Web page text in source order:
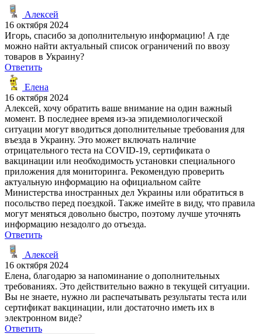
Алексей
16 октября 2024
Игорь, спасибо за дополнительную информацию! А где
можно найти актуальный список ограничений по ввозу
товаров в Украину?
Ответить
Елена
16 октября 2024
Алексей, хочу обратить ваше внимание на один важный
момент. В последнее время из-за эпидемиологической
ситуации могут вводиться дополнительные требования для
въезда в Украину. Это может включать наличие
отрицательного теста на COVID-19, сертификата о
вакцинации или необходимость установки специального
приложения для мониторинга. Рекомендую проверить
актуальную информацию на официальном сайте
Министерства иностранных дел Украины или обратиться в
посольство перед поездкой. Также имейте в виду, что правила
могут меняться довольно быстро, поэтому лучше уточнять
информацию незадолго до отъезда.
Ответить
Алексей
16 октября 2024
Елена, благодарю за напоминание о дополнительных
требованиях. Это действительно важно в текущей ситуации.
Вы не знаете, нужно ли распечатывать результаты теста или
сертификат вакцинации, или достаточно иметь их в
электронном виде?
Ответить